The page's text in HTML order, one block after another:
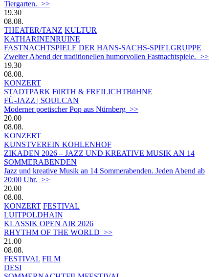
Tiergarten. >>
19.30
08.08.
THEATER/TANZ KULTUR
KATHARINENRUINE
FASTNACHTSPIELE DER HANS-SACHS-SPIELGRUPPE
Zweiter Abend der traditionellen humorvollen Fastnachtspiele. >>
19.30
08.08.
KONZERT
STADTPARK FüRTH & FREILICHTBüHNE
FÜ-JAZZ | SOULCAN
Moderner poetischer Pop aus Nürnberg >>
20.00
08.08.
KONZERT
KUNSTVEREIN KOHLENHOF
ZIKADEN 2026 – JAZZ UND KREATIVE MUSIK AN 14
SOMMERABENDEN
Jazz und kreative Musik an 14 Sommerabenden. Jeden Abend ab
20:00 Uhr. >>
20.00
08.08.
KONZERT FESTIVAL
LUITPOLDHAIN
KLASSIK OPEN AIR 2026
RHYTHM OF THE WORLD >>
21.00
08.08.
FESTIVAL FILM
DESI